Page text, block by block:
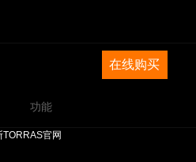
功能
在线购买